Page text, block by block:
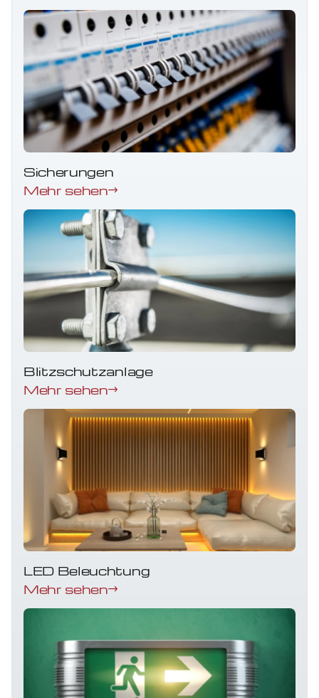
Sicherungen
Mehr sehen
Blitzschutzanlage
Mehr sehen
LED Beleuchtung
Mehr sehen